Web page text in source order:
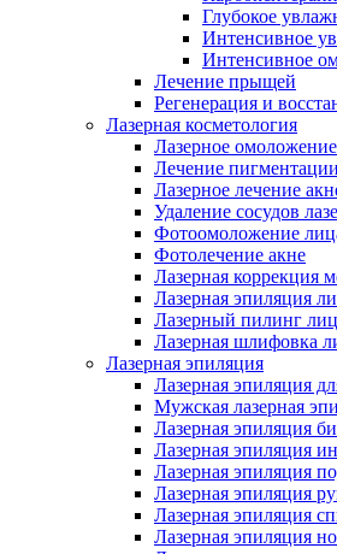
Глубокое
Интенсивное
Интенсивное
Лечение прыщей
Регенерация и
Лазерная косметология
Лазерное омоложение
Лечение
Лазерное лечение
Удаление сосудов
Фотоомоложение
Фотолечение акне
Лазерная коррекция
Лазерная эпиляция
Лазерный пилинг
Лазерная шлифовка
Лазерная эпиляция
Лазерная эпиляция
Мужская лазерная
Лазерная эпиляция
Лазерная эпиляция
Лазерная эпиляция
Лазерная эпиляция
Лазерная эпиляция
Лазерная эпиляция